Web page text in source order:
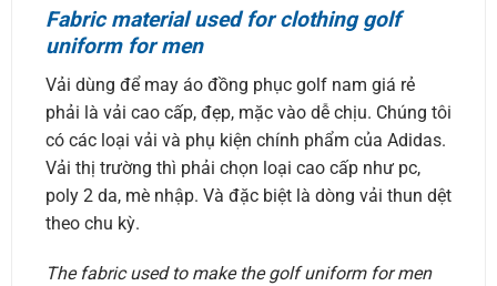
Fabric material used for clothing golf
uniform for men
Vải dùng để may áo đồng phục golf nam giá rẻ
phải là vải cao cấp, đẹp, mặc vào dễ chịu. Chúng tôi
có các loại vải và phụ kiện chính phẩm của Adidas.
Vải thị trường thì phải chọn loại cao cấp như pc,
poly 2 da, mè nhập. Và đặc biệt là dòng vải thun dệt
theo chu kỳ.
The fabric used to make the golf uniform for men